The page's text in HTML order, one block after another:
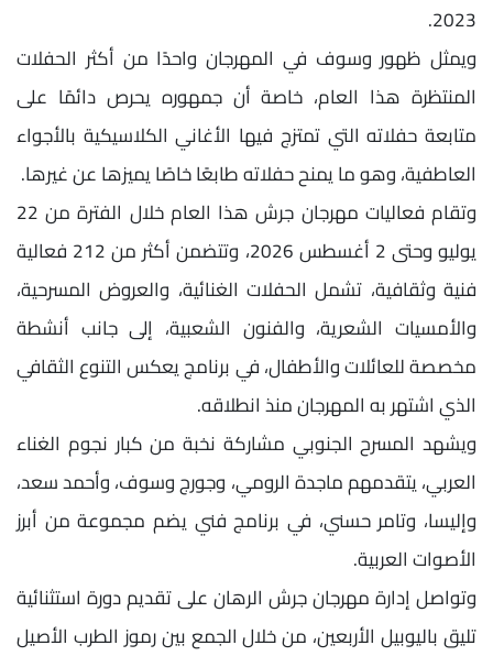
2023.
ويمثل ظهور وسوف في المهرجان واحدًا من أكثر الحفلات
المنتظرة هذا العام، خاصة أن جمهوره يحرص دائمًا على
متابعة حفلاته التي تمتزج فيها الأغاني الكلاسيكية بالأجواء
العاطفية، وهو ما يمنح حفلاته طابعًا خاصًا يميزها عن غيرها.
وتقام فعاليات مهرجان جرش هذا العام خلال الفترة من 22
يوليو وحتى 2 أغسطس 2026، وتتضمن أكثر من 212 فعالية
فنية وثقافية، تشمل الحفلات الغنائية، والعروض المسرحية،
والأمسيات الشعرية، والفنون الشعبية، إلى جانب أنشطة
مخصصة للعائلات والأطفال، في برنامج يعكس التنوع الثقافي
الذي اشتهر به المهرجان منذ انطلاقه.
ويشهد المسرح الجنوبي مشاركة نخبة من كبار نجوم الغناء
العربي، يتقدمهم ماجدة الرومي، وجورج وسوف، وأحمد سعد،
وإليسا، وتامر حسني، في برنامج فني يضم مجموعة من أبرز
الأصوات العربية.
وتواصل إدارة مهرجان جرش الرهان على تقديم دورة استثنائية
تليق باليوبيل الأربعين، من خلال الجمع بين رموز الطرب الأصيل